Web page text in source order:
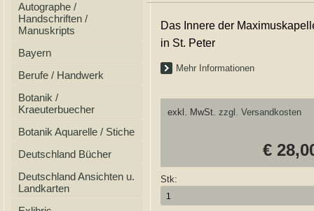
Autographe /
Handschriften /
Manuskripts
Bayern
Berufe / Handwerk
Botanik /
Kraeuterbuecher
Botanik Aquarelle / Stiche
Deutschland Bücher
Deutschland Ansichten u.
Landkarten
Das Innere der
in St. Peter
Mehr Informationen
exkl. MwSt. zzgl. Versandkosten
€
Stk: